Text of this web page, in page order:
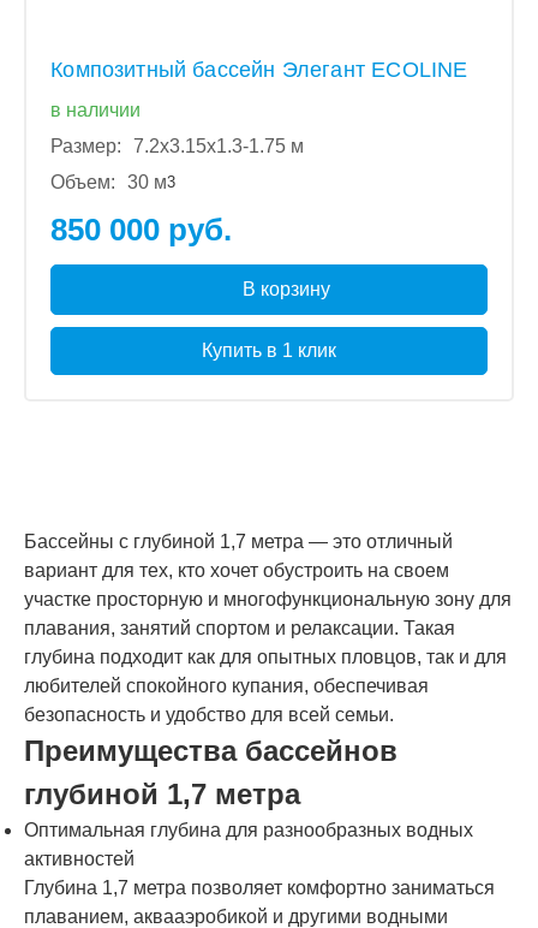
Композитный бассейн Элегант ECOLINE
в наличии
Размер:
7.2x3.15x1.3-1.75 м
Объем:
30 м3
850 000 руб.
В корзину
Купить в 1 клик
Бассейны с глубиной 1,7 метра — это отличный
вариант для тех, кто хочет обустроить на своем
участке просторную и многофункциональную зону для
плавания, занятий спортом и релаксации. Такая
глубина подходит как для опытных пловцов, так и для
любителей спокойного купания, обеспечивая
безопасность и удобство для всей семьи.
Преимущества бассейнов
глубиной 1,7 метра
Оптимальная глубина для разнообразных водных
активностей
Глубина 1,7 метра позволяет комфортно заниматься
плаванием, аквааэробикой и другими водными